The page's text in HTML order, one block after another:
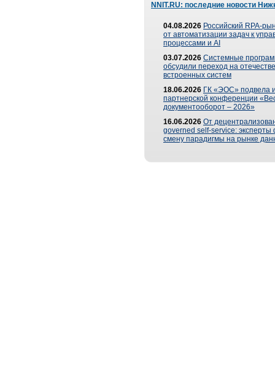
NNIT.RU: последние новости
04.08.2026 Российский RPA-
от автоматизации задач к
процессами и AI
03.07.2026 Системные
обсудили переход на
встроенных систем
18.06.2026 ГК «ЭОС» подвела
партнерской конференции
документооборот – 2026»
16.06.2026 От
governed self-service: эксперты
смену парадигмы на рынке